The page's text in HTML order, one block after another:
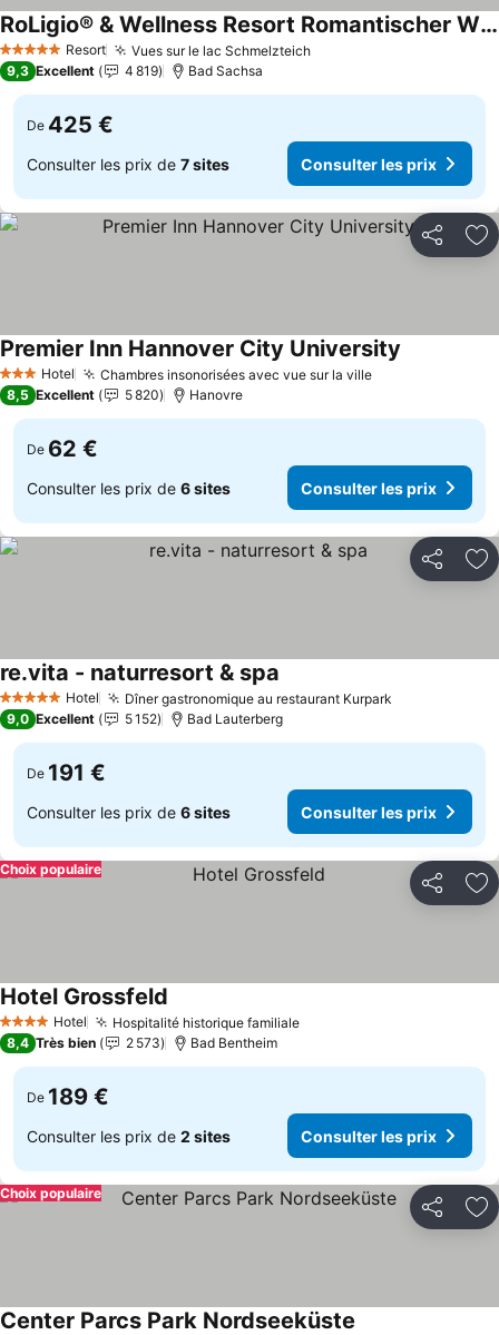
5 Étoiles Resort Vues sur le lac Schmelzteich
RoLigio® & Wellness Resort Romantischer Winkel
9,3 Excellent 4 819 Bad Sachsa
De 425 €
Consulter les prix de 7 sites Consulter les prix
Partager
3 ÉtoilesHotel Chambres insonorisées avec vue sur la ville
Premier Inn Hannover City University
8,5 Excellent 5 820 Hanovre
De 62 €
Consulter les prix de 6 sites Consulter les prix
Partager
5 Étoiles Hotel Dîner gastronomique au restaurant Kurpark
re.vita - naturresort & spa
9,0 Excellent 5 152 Bad Lauterberg
De 191 €
Consulter les prix de 6 sites Consulter les prix
Partager
Choix populaire
4 Étoiles Hotel Hospitalité historique familiale
Hotel Grossfeld
8,4 Très bien 2 573 Bad Bentheim
De 189 €
Consulter les prix de 2 sites Consulter les prix
Partager
Choix populaire
Center Parcs Park Nordseeküste